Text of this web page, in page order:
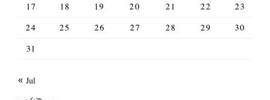
17
18 19 20 21 22
23
24
25 26 27 28 29
30
31
« Jul